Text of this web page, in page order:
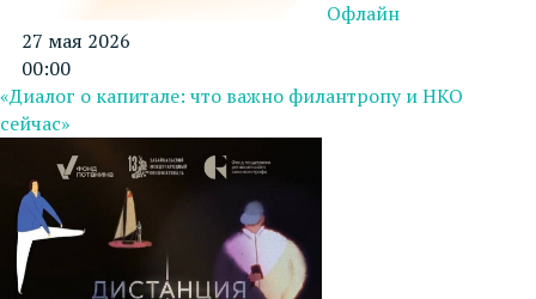
Офлайн
27 мая 2026
00:00
«Диалог о капитале: что важно филантропу и НКО
сейчас»